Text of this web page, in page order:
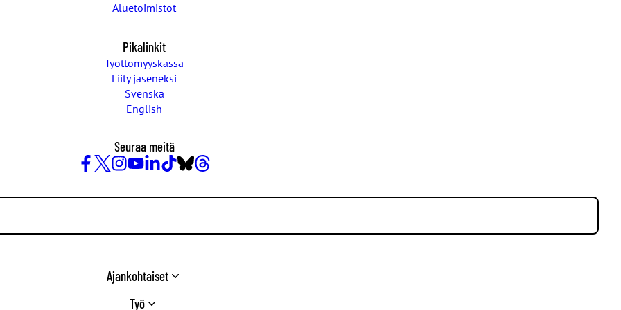
Aluetoimistot
Pikalinkit
Työttömyyskassa
Liity jäseneksi
Svenska
English
Seuraa meitä
/
Ajankohtaiset
Työ